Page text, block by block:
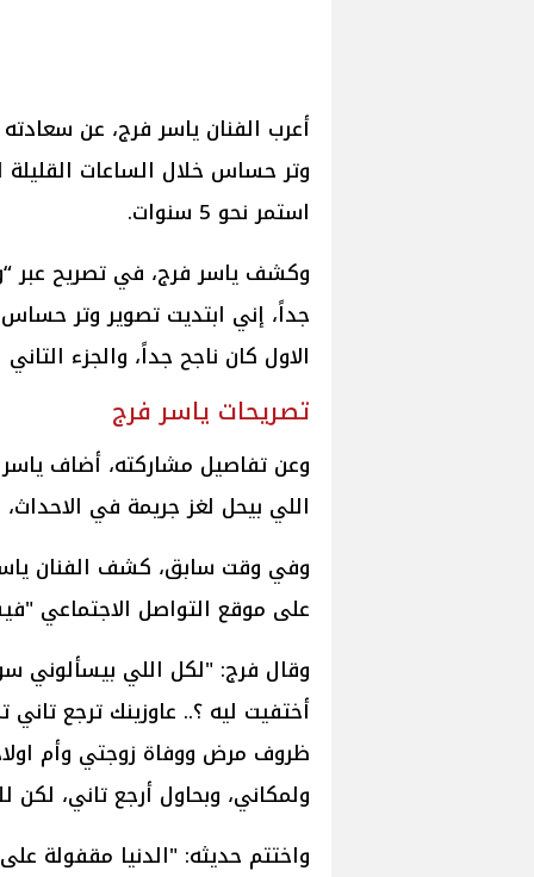
أعرب الفنان ياسر فرج، عن
وتر حساس خلال الساعات القليلة
استمر نحو 5 سنوات.
وكشف ياسر فرج، في تصريح عبر
الاول كان ناجح جداً، والجزء
تصريحات ياسر فرج
وعن تفاصيل مشاركته، أضاف
اللي بيحل لغز جريمة في الاحداث،
وفي وقت سابق، كشف الفنان
على موقع التواصل الاجتماعي
وقال فرج: "لكل اللي بيسألوني
أختفيت ليه ؟.. عاوزينك ترجع تاني
ظروف مرض ووفاة زوجتي وأم
ولمكاني، وبحاول أرجع تاني،
واختتم حديثه: "الدنيا مقفولة